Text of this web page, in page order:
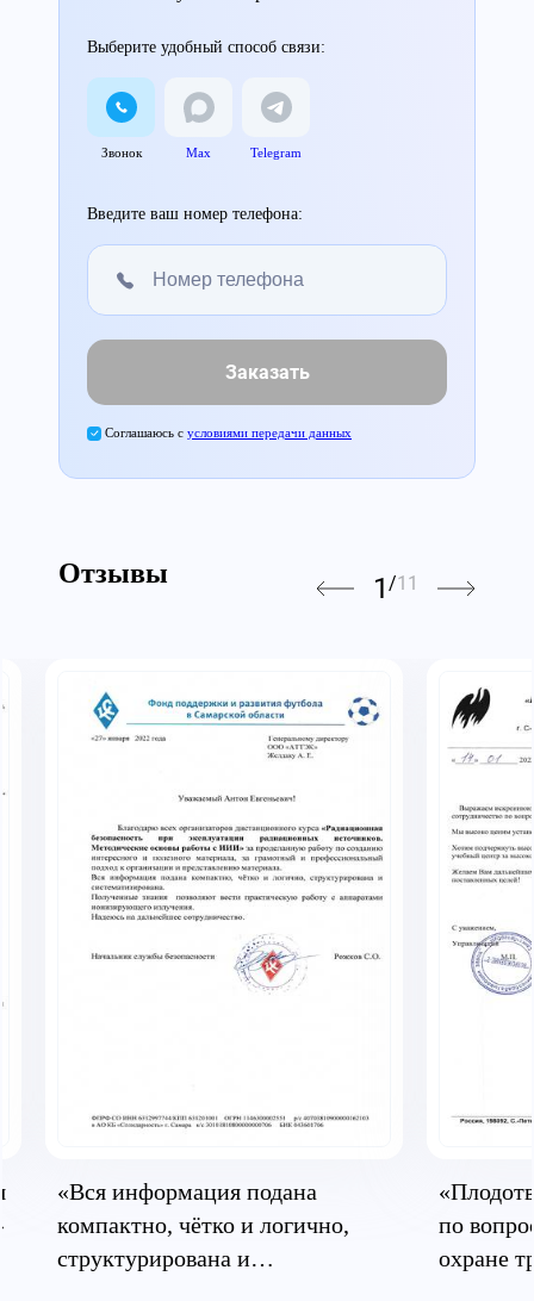
Выберите удобный способ связи:
Звонок Max Telegram
Введите ваш номер телефона:
Заказать
Соглашаюсь с условиями передачи данных
Отзывы 1 /11
«Вся информация подана
компактно, чётко и логично,
структурирована и
по
охране